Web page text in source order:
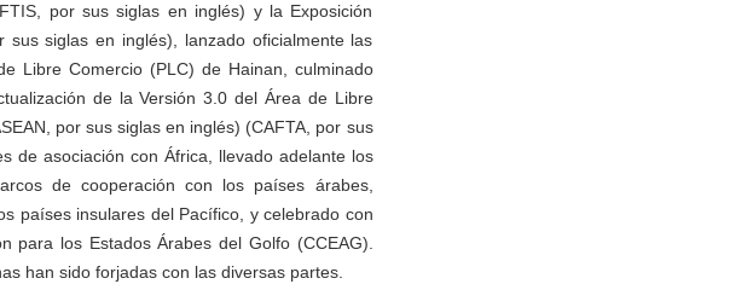
por sus siglas en inglés) y la Exposición
siglas en inglés), lanzado oficialmente las
Libre Comercio (PLC) de Hainan, culminado
de la Versión 3.0 del Área de Libre
por sus siglas en inglés) (CAFTA, por sus
de asociación con África, llevado adelante los
de cooperación con los países árabes,
países insulares del Pacífico, y celebrado con
para los Estados Árabes del Golfo (CCEAG).
han sido forjadas con las diversas partes.